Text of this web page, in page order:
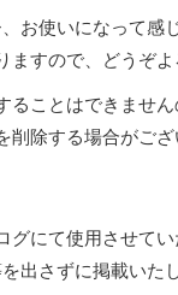
お使いになって感
すので、どうぞよ
ことはできません
除する場合がござ
にて使用させて
出さずに掲載いたし